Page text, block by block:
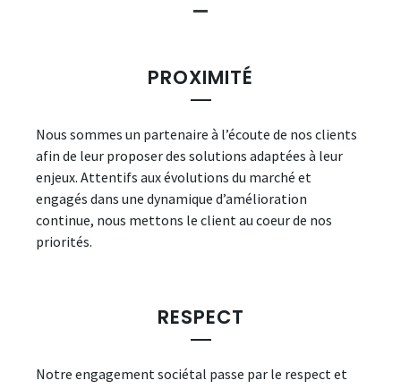
PROXIMITÉ
Nous sommes un partenaire à l’écoute de nos clients
afin de leur proposer des solutions adaptées à leur
enjeux. Attentifs aux évolutions du marché et
engagés dans une dynamique d’amélioration
continue, nous mettons le client au coeur de nos
priorités.
RESPECT
Notre engagement sociétal passe par le respect et